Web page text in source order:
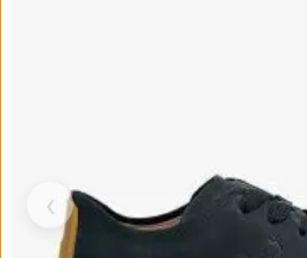
‹